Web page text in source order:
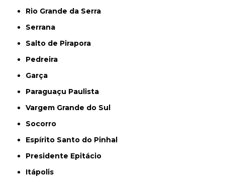
Rio Grande da Serra
Serrana
Salto de Pirapora
Pedreira
Garça
Paraguaçu Paulista
Vargem Grande do Sul
Socorro
Espírito Santo do Pinhal
Presidente Epitácio
Itápolis